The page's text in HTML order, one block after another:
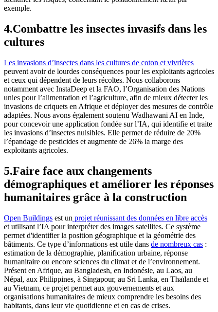
exemple.
4.Combattre les insectes invasifs dans les
cultures
Les invasions d’insectes dans les cultures de coton et vivrières
peuvent avoir de lourdes conséquences pour les exploitants agricoles
et ceux qui dépendent de leurs récoltes. Nous collaborons
notamment avec InstaDeep et la FAO, l’Organisation des Nations
unies pour l’alimentation et l’agriculture, afin de mieux détecter les
invasions de criquets en Afrique et déployer des mesures de contrôle
adaptées. Nous avons également soutenu Wadhawani AI en Inde,
pour concevoir une application fondée sur l’IA, qui identifie et traite
les invasions d’insectes nuisibles. Elle permet de réduire de 20%
l’épandage de pesticides et augmente de 26% la marge des
exploitants agricoles.
5.Faire face aux changements
démographiques et améliorer les réponses
humanitaires grâce à la construction
Open Buildings est un projet réunissant des données en libre accès
et utilisant l’IA pour interpréter des images satellites. Ce système
permet d'identifier la position géographique et la géométrie des
bâtiments. Ce type d’informations est utile dans de nombreux cas :
estimation de la démographie, planification urbaine, réponse
humanitaire ou encore sciences du climat et de l’environnement.
Présent en Afrique, au Bangladesh, en Indonésie, au Laos, au
Népal, aux Philippines, à Singapour, au Sri Lanka, en Thaïlande et
au Vietnam, ce projet permet aux gouvernements et aux
organisations humanitaires de mieux comprendre les besoins des
habitants, dans leur vie quotidienne et en cas de crises.